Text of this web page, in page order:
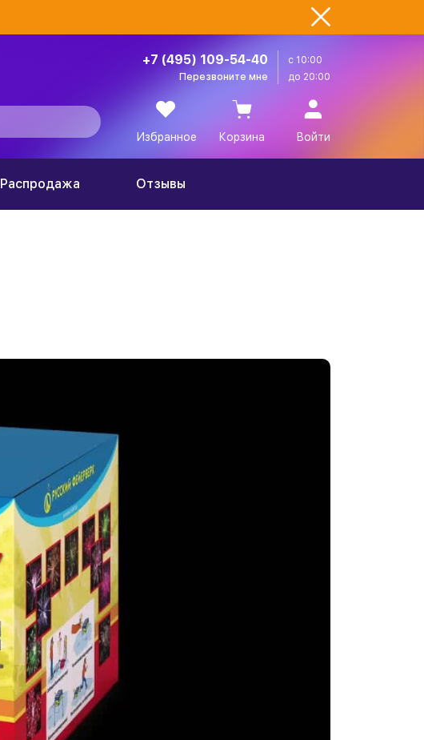
+7 (495) 109-54-40
Перезвоните мне
с 10:00
до 20:00
Избранное Корзина Войти
Распродажа Отзывы